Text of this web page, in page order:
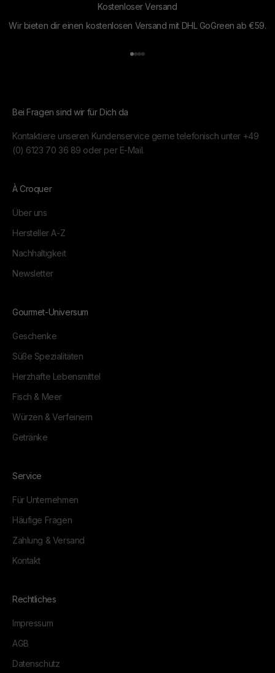
Kostenloser Versand
Wir bieten dir einen kostenlosen Versand mit DHL GoGreen ab €59.
Gehe zu Element 1
Gehe zu Element 2
Gehe zu Element 3
Gehe zu Element 4
Bei Fragen sind wir für Dich da
Kontaktiere unseren Kundenservice gerne telefonisch unter +49
(0) 6123 70 36 89 oder per E-Mail.
À Croquer
Über uns
Hersteller A-Z
Nachhaltigkeit
Newsletter
Gourmet-Universum
Geschenke
Süße Spezialitäten
Herzhafte Lebensmittel
Fisch & Meer
Würzen & Verfeinern
Getränke
Service
Für Unternehmen
Häufige Fragen
Zahlung & Versand
Kontakt
Rechtliches
Impressum
AGB
Datenschutz